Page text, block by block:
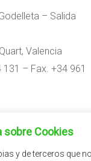
sobre Cookies
y de terceros que
– Salida
Valencia
– Fax. +34 961